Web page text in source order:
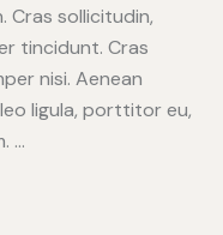
Cras sollicitudin,
tincidunt. Cras
nisi. Aenean
ligula, porttitor eu,
…